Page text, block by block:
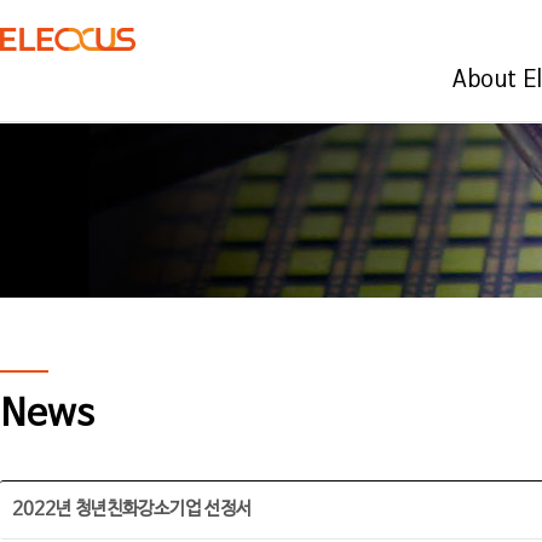
About
News
2022년 청년친화강소기업 선정서